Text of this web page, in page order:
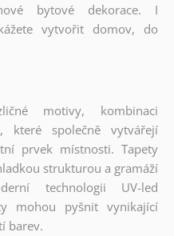
bytové dekorace. I
vytvořit domov, do
motivy, kombinaci
které společně vytvářejí
prvek místnosti. Tapety
strukturou a gramáží
technologii UV-led
mohou pyšnit vynikající
barev.